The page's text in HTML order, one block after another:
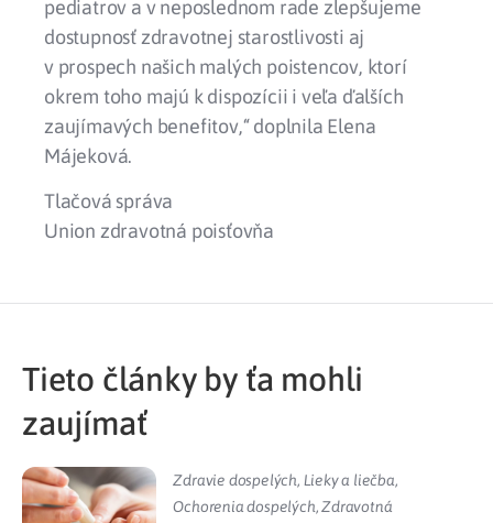
pediatrov a v neposlednom rade zlepšujeme
dostupnosť zdravotnej starostlivosti aj
v prospech našich malých poistencov, ktorí
okrem toho majú k dispozícii i veľa ďalších
zaujímavých benefitov,“ doplnila Elena
Májeková.
Tlačová správa
Union zdravotná poisťovňa
Tieto články by ťa mohli
zaujímať
Zdravie dospelých, Lieky a liečba,
Ochorenia dospelých,Zdravotná